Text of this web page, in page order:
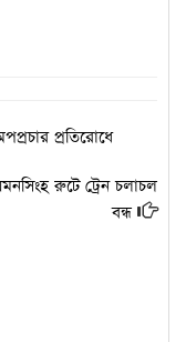
প্রতিরোধে
রুটে ট্রেন চলাচল
বন্ধ